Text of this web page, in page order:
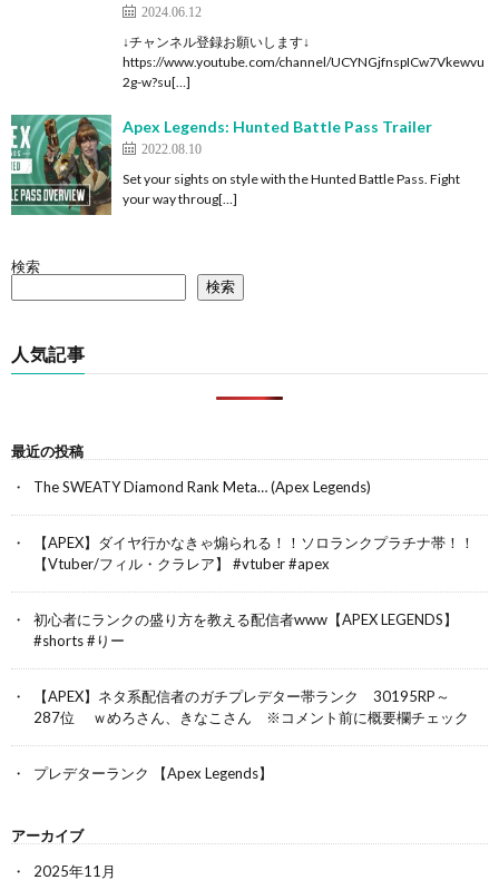
2024.06.12
↓チャンネル登録お願いします↓
https://www.youtube.com/channel/UCYNGjfnspICw7Vkewvu
2g-w?su[…]
Apex Legends: Hunted Battle Pass Trailer
2022.08.10
Set your sights on style with the Hunted Battle Pass. Fight
your way throug[…]
検索
検索
人気記事
最近の投稿
The SWEATY Diamond Rank Meta… (Apex Legends)
【APEX】ダイヤ行かなきゃ煽られる！！ソロランクプラチナ帯！！
【Vtuber/フィル・クラレア】 #vtuber #apex
初心者にランクの盛り方を教える配信者www【APEX LEGENDS】
#shorts #りー
【APEX】ネタ系配信者のガチプレデター帯ランク 30195RP～
287位 ｗめろさん、きなこさん ※コメント前に概要欄チェック
プレデターランク 【Apex Legends】
アーカイブ
2025年11月